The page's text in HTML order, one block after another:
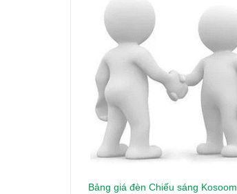
Bảng giá đèn Chiếu sáng Kosoom